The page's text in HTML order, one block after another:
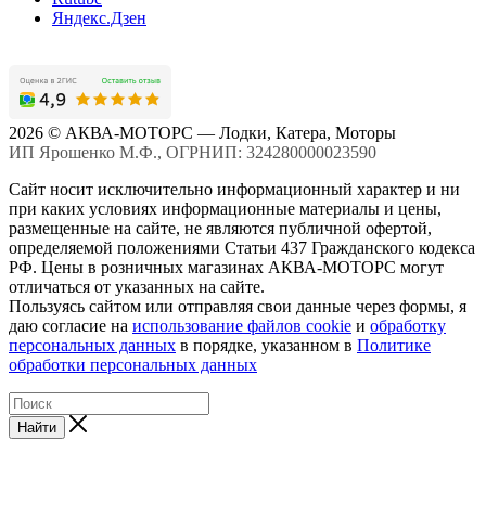
Яндекс.Дзен
2026 © АКВА-МОТОРС — Лодки, Катера, Моторы
ИП Ярошенко М.Ф., ОГРНИП: 324280000023590
Сайт носит исключительно информационный характер и ни
при каких условиях информационные материалы и цены,
размещенные на сайте, не являются публичной офертой,
определяемой положениями Статьи 437 Гражданского кодекса
РФ. Цены в розничных магазинах АКВА-МОТОРС могут
отличаться от указанных на сайте.
Пользуясь сайтом или отправляя свои данные через формы, я
даю согласие на использование файлов cookie и обработку
персональных данных в порядке, указанном в Политике
обработки персональных данных
Найти